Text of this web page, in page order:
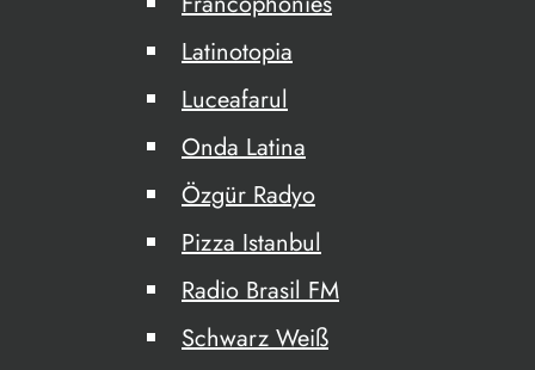
Latinotopia
Luceafarul
Onda Latina
Özgür Radyo
Pizza Istanbul
Radio Brasil FM
Schwarz Weiß